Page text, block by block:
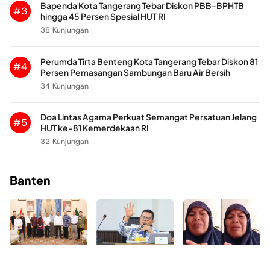
#3
Bapenda Kota Tangerang Tebar Diskon PBB-BPHTB
hingga 45 Persen Spesial HUT RI
38 Kunjungan
#4
Perumda Tirta Benteng Kota Tangerang Tebar Diskon 81
Persen Pemasangan Sambungan Baru Air Bersih
34 Kunjungan
#5
Doa Lintas Agama Perkuat Semangat Persatuan Jelang
HUT ke-81 Kemerdekaan RI
32 Kunjungan
Banten